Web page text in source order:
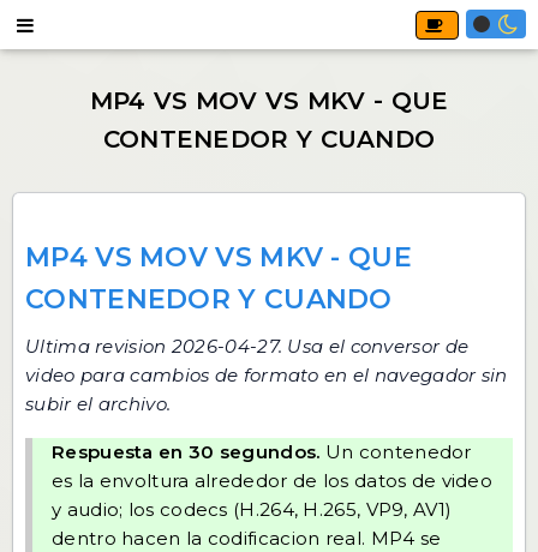
MP4 VS MOV VS MKV - QUE
CONTENEDOR Y CUANDO
Ultima revision 2026-04-27. Usa el conversor de
video para cambios de formato en el navegador sin
subir el archivo.
Respuesta en 30 segundos. Un contenedor
es la envoltura alrededor de los datos de video
y audio; los codecs (H.264, H.265, VP9, AV1)
dentro hacen la codificacion real. MP4 se